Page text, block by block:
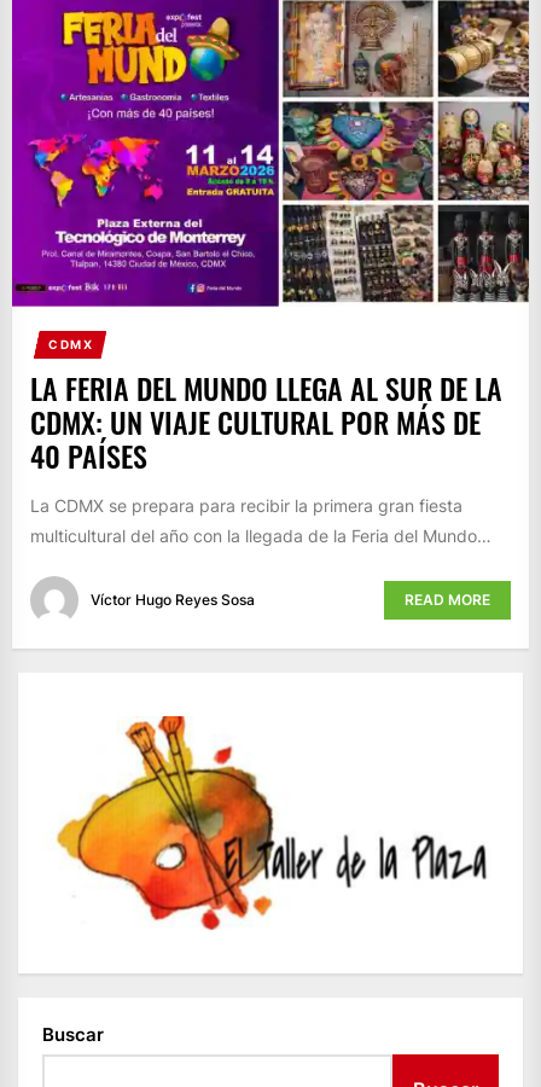
CDMX
LA FERIA DEL MUNDO LLEGA AL SUR DE LA
CDMX: UN VIAJE CULTURAL POR MÁS DE
40 PAÍSES
La CDMX se prepara para recibir la primera gran fiesta
multicultural del año con la llegada de la Feria del Mundo…
Víctor Hugo Reyes Sosa READ MORE
Buscar